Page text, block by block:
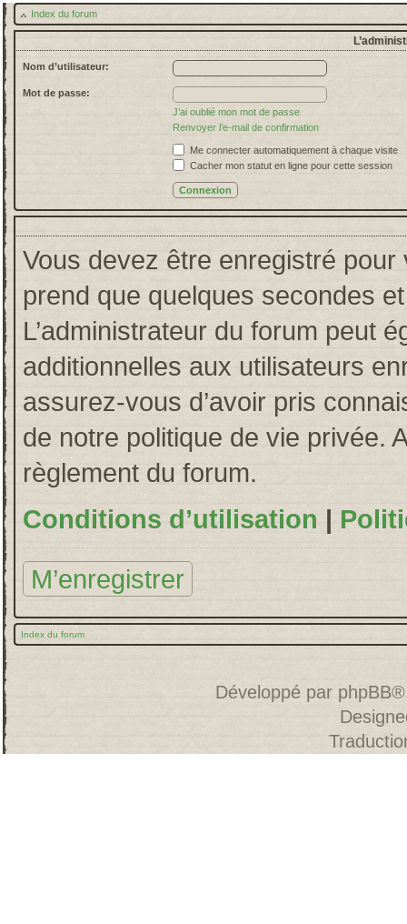
Index du forum
Nom d’utilisateur:
Mot de passe:
J’ai oublié mon mot de passe
Renvoyer l’e-mail de confirmation
Me connecter automatiquement à chaque visite
Cacher mon statut en ligne pour cette session
Vous devez être enregistré pour
prend que quelques secondes
L’administrateur du forum peut
additionnelles aux utilisateurs
assurez-vous d’avoir pris
de notre politique de vie privée.
règlement du forum.
Conditions d’utilisation |
M’enregistrer
Index du forum
Développé par phpBB®